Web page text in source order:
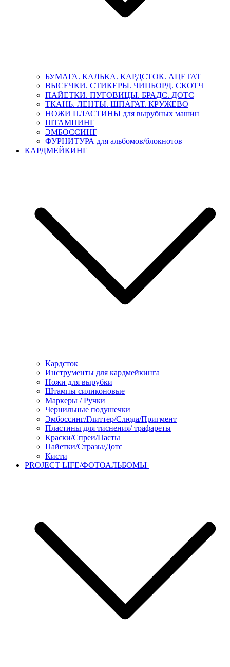
БУМАГА. КАЛЬКА. КАРДСТОК. АЦЕТАТ
ВЫСЕЧКИ. СТИКЕРЫ. ЧИПБОРД. СКОТЧ
ПАЙЕТКИ. ПУГОВИЦЫ. БРАДС. ДОТС
ТКАНЬ. ЛЕНТЫ. ШПАГАТ. КРУЖЕВО
НОЖИ ПЛАСТИНЫ для вырубных машин
ШТАМПИНГ
ЭМБОССИНГ
ФУРНИТУРА для альбомов/блокнотов
КАРДМЕЙКИНГ
Кардсток
Инструменты для кардмейкинга
Ножи для вырубки
Штампы силиконовые
Маркеры / Ручки
Чернильные подушечки
Эмбоссинг/Глиттер/Слюда/Пригмент
Пластины для тиснения/ трафареты
Краски/Спреи/Пасты
Пайетки/Стразы/Дотс
Кисти
PROJECT LIFE/ФОТОАЛЬБОМЫ